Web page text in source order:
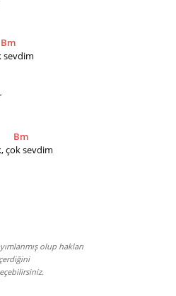
Bm
sevdim
Bm
çok sevdim
olup hakları